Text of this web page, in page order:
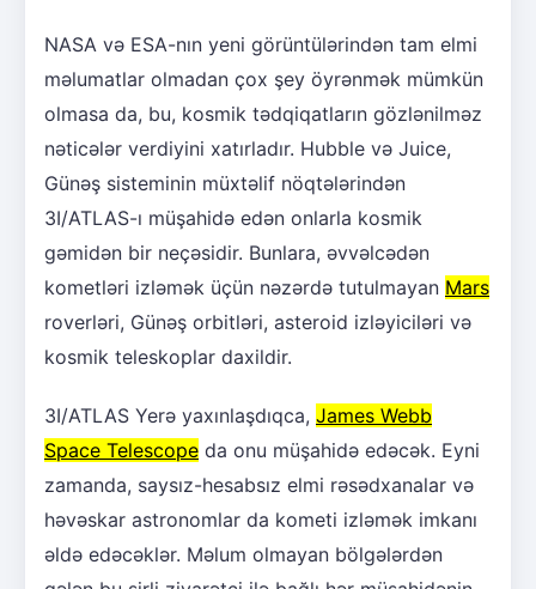
NASA və ESA-nın yeni görüntülərindən tam elmi
məlumatlar olmadan çox şey öyrənmək mümkün
olmasa da, bu, kosmik tədqiqatların gözlənilməz
nəticələr verdiyini xatırladır. Hubble və Juice,
Günəş sisteminin müxtəlif nöqtələrindən
3I/ATLAS-ı müşahidə edən onlarla kosmik
gəmidən bir neçəsidir. Bunlara, əvvəlcədən
kometləri izləmək üçün nəzərdə tutulmayan Mars
roverləri, Günəş orbitləri, asteroid izləyiciləri və
kosmik teleskoplar daxildir.
3I/ATLAS Yerə yaxınlaşdıqca, James Webb
Space Telescope da onu müşahidə edəcək. Eyni
zamanda, saysız-hesabsız elmi rəsədxanalar və
həvəskar astronomlar da kometi izləmək imkanı
əldə edəcəklər. Məlum olmayan bölgələrdən